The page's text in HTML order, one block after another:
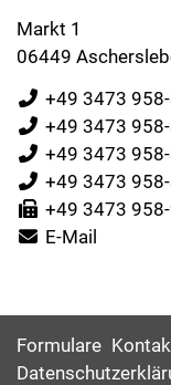
Markt 1
06449
+49 3473
+49 3473
+49 3473
+49 3473
+49 3473
E-Mail
Formulare